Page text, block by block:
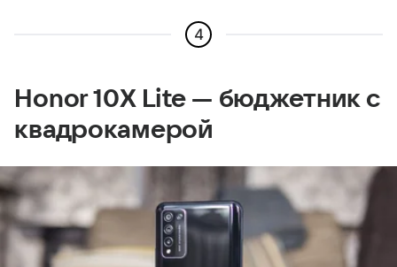
4
Honor 10X Lite — бюджетник с
квадрокамерой